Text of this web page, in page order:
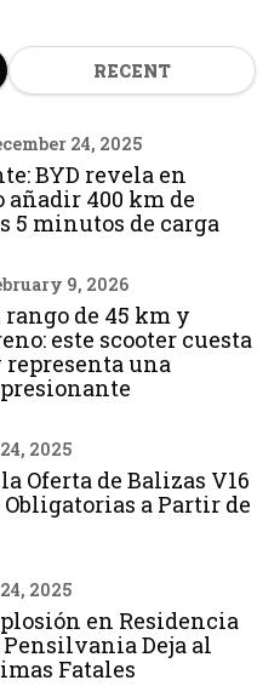
RECENT
24, 2025
BYD revela en
añadir 400 km de
5 minutos de carga
9, 2026
rango de 45 km y
este scooter cuesta
representa una
2025
Oferta de Balizas V16
Obligatorias a Partir de
2025
en Residencia
Deja al
Fatales